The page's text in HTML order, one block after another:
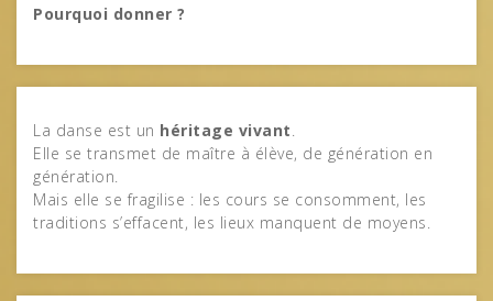
Pourquoi donner ?
La danse est un héritage vivant.
Elle se transmet de maître à élève, de génération en
génération.
Mais elle se fragilise : les cours se consomment, les
traditions s’effacent, les lieux manquent de moyens.